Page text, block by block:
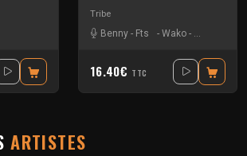
Tribe
Benny - Fts - Wako - Xtech
16.40€ TTC
ARTISTES